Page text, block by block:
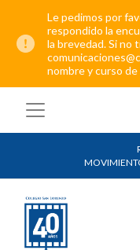
Le pedimos por
respondido la
la brevedad. Si no
nombre y curso